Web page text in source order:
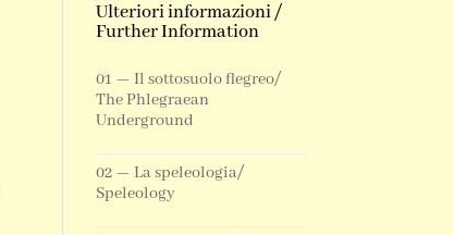
Ulteriori informazioni /
Further Information
01 — Il sottosuolo flegreo/
The Phlegraean
Underground
02 — La speleologia/
Speleology